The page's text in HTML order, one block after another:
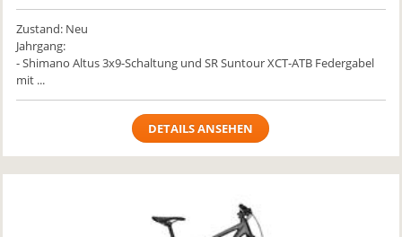
Zustand: Neu
Jahrgang:
- Shimano Altus 3x9-Schaltung und SR Suntour XCT-ATB Federgabel
mit ...
DETAILS ANSEHEN